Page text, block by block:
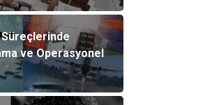
ve Operasyonel